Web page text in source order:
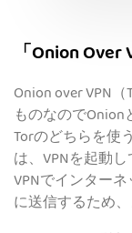
「Onion
Onion over VPN
ものなので
Torのどちらを使
は、VPNを起動
VPNでインター
に送信するため